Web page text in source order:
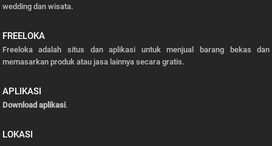
wedding dan wisata.
FREELOKA
Freeloka adalah situs dan aplikasi untuk menjual barang bekas dan
memasarkan produk atau jasa lainnya secara gratis.
APLIKASI
Download aplikasi.
LOKASI